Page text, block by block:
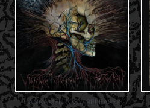
LANÇAMENTOS // RELEASES